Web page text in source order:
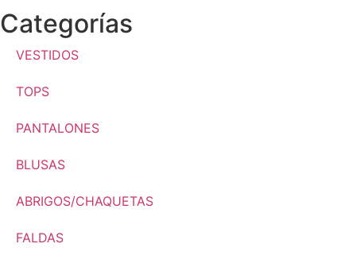
Categorías
VESTIDOS
TOPS
PANTALONES
BLUSAS
ABRIGOS/CHAQUETAS
FALDAS